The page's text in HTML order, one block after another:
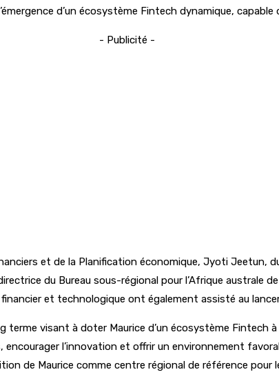
d’un écosystème Fintech dynamique,
- Publicité -
et de la Planification économique, Jyoti Jeetun,
du Bureau sous-régional pour l’Afrique australe
et technologique ont également assisté au
terme visant à doter Maurice d’un écosystème
l’innovation et offrir un environnement
de Maurice comme centre régional de référence